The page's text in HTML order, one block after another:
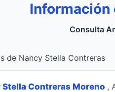
Información
Consulta
de Nancy Stella Contreras
Stella Contreras Moreno ,